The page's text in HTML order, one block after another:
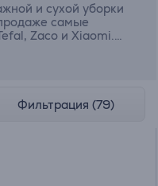
и сухой уборки
самые
Zaco и Xiaomi.
Фильтрация (79)